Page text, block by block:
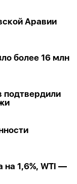
Аравии
более 16 млн
подтвердили
на 1,6%, WTI —